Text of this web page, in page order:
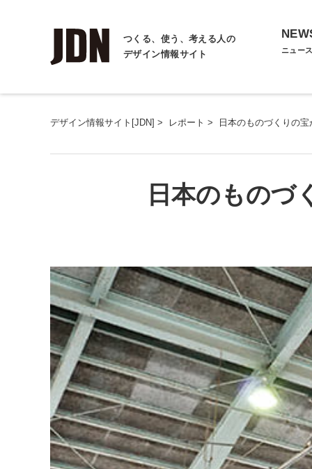
つくる、使う、考える人の
デザイン情報サイト
ニュー
デザイン情報サイト[JDN] > レポート > 日本のものづくりの
日本のものづ